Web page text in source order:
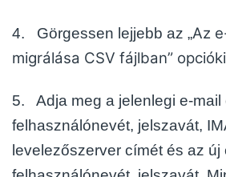
4. Görgessen lejjebb az „Az
migrálása CSV fájlban”
5. Adja meg a jelenlegi e-mail
felhasználónevét, jelszavát,
levelezőszerver címét és az új